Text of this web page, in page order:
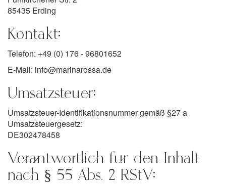
85435 Erding
Kontakt:
Telefon: +49 (0) 176 - 96801652
E-Mail: info@marinarossa.de
Umsatzsteuer:
Umsatzsteuer-Identifikationsnummer gemäß §27 a
Umsatzsteuergesetz:
DE302478458
Verantwortlich für den Inhalt
nach § 55 Abs. 2 RStV: